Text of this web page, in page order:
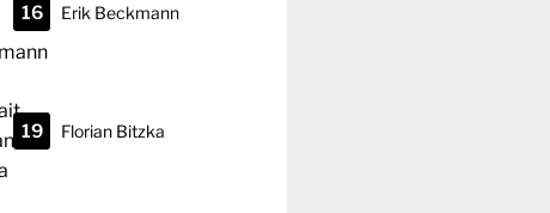
Erik Beckmann
16
Florian Bitzka
19